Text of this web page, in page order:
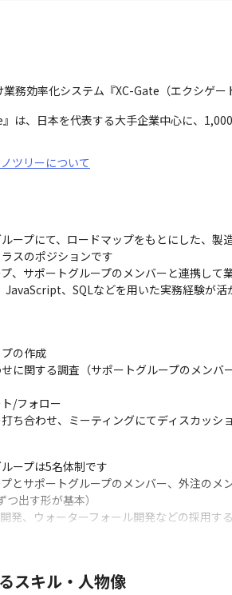
務効率化システム『XC-Gate（エクシゲー
は、日本を代表する大手企業中心に、
ツリーについて
ループにて、ロードマップをもとにした、
スのポジションです
プ、サポートグループのメンバーと連携して
JavaScript、SQLなどを用いた実務経験が活
の作成
に関する調査（サポートグループのメンバ
/フォロー
打ち合わせ、ミーティングにてディスカッシ
ープは5名体制です
プとサポートグループのメンバー、外注の
つ出す形が基本）
開発、ウォーターフォール開発などの採用
たはミニプロジェクト単位で随時ミーティ
を用いてコミュニケーションを取ってい
スキル・人物像